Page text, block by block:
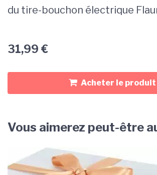
du tire-bouchon électrique
31,99 €
Acheter le produit
Vous aimerez peut-être